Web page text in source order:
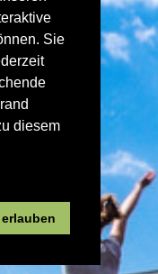
Sie
diesem